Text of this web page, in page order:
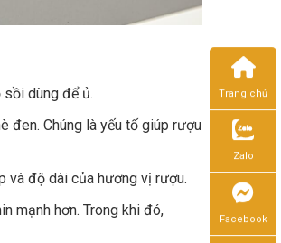
dùng để ủ.
đen. Chúng là yếu tố giúp rượu
và độ dài của hương vị rượu.
mạnh hơn. Trong khi đó,
Trang chủ
Zalo
Facebook